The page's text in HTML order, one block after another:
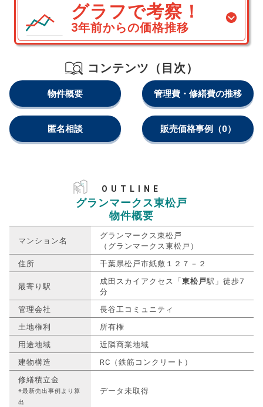
グラフで考察！
3年前からの価格推移
コンテンツ（目次）
物件概要 管理費・修繕費の推移
匿名相談 販売価格事例 （0）
OUTLINE
グランマークス東松戸
物件概要
マンション名
グランマークス東松戸
（グランマークス東松戸）
住所
千葉県松戸市紙敷１２７－２
最寄り駅
成田スカイアクセス「東松戸駅」徒歩7
分
管理会社
長谷工コミュニティ
土地権利
所有権
用途地域
近隣商業地域
建物構造
RC（鉄筋コンクリート）
修繕積立金
※最新売出事例より算
出
データ未取得